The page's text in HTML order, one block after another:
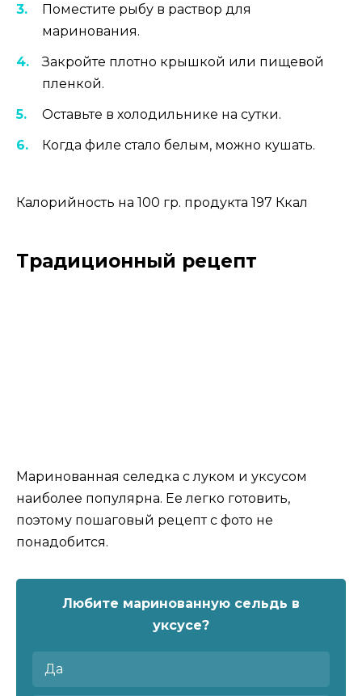
Поместите рыбу в раствор для
маринования.
Закройте плотно крышкой или пищевой
пленкой.
Оставьте в холодильнике на сутки.
Когда филе стало белым, можно кушать.
Калорийность на 100 гр. продукта 197 Ккал
Традиционный рецепт
Маринованная селедка с луком и уксусом
наиболее популярна. Ее легко готовить,
поэтому пошаговый рецепт с фото не
понадобится.
Любите маринованную сельдь в
уксусе?
Да